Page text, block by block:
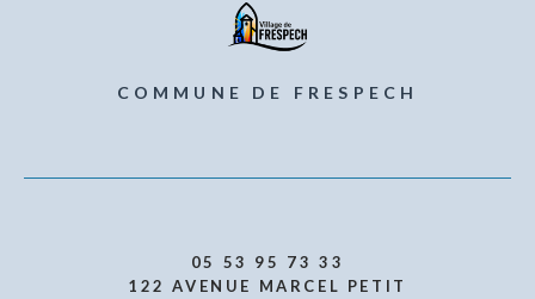
COMMUNE DE FRESPECH
05 53 95 73 33
122 AVENUE MARCEL PETIT